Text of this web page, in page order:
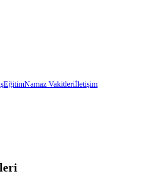
EğitimNamaz Vakitleriİletişim